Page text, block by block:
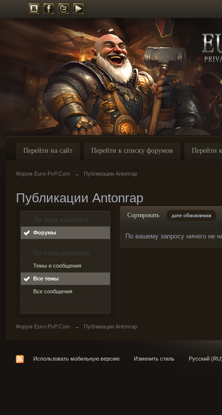
Перейти на сайт Перейти к списку форумов Перейти
Форум Euro-PvP.Com → Публикации Antonrap
Публикации Antonrap
По типу контента
Форумы
По пользователю
Темы и сообщения
Все темы
Все сообщения
Сортировать дате обновления
По вашему запросу ничего не
Форум Euro-PvP.Com → Публикации Antonrap
Использовать мобильную версию Изменить стиль Русский